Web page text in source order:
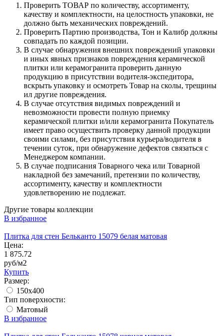
Проверить ТОВАР по количеству, ассортименту,
качеству и комплектности, на целостность упаковки, не
должно быть механических повреждений.
Проверить Партию производства, Тон и Калибр должны
совпадать по каждой позиции.
В случае обнаружения внешних повреждений упаковки
и иных явных признаков повреждения керамической
плитки или керамогранита проверить данную
продукцию в присутствии водителя-экспедитора,
вскрыть упаковку и осмотреть Товар на сколы, трещины
ил другие повреждения.
В случае отсутствия видимых повреждений и
невозможности провести полную приемку
керамической плитки и/или керамогранита Покупатель
имеет право осуществить проверку данной продукции
своими силами, без присутствия курьера/водителя в
течении суток, при обнаружение дефектов связаться с
Менеджером компании.
В случае подписания Товарного чека или Товарной
накладной без замечаний, претензии по количеству,
ассортименту, качеству и комплектности
удовлетворению не подлежат.
Другие товары коллекции
В избранное
Плитка для стен Бельканто 15079 белая матовая
Цена:
1 875.72
руб/м2
Купить
Размер:
150x400
Тип поверхности:
Матовый
В избранное